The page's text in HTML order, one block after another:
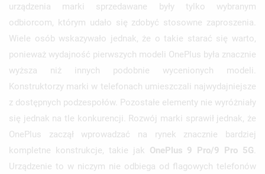
urządzenia marki sprzedawane były tylko wybranym
odbiorcom, którym udało się zdobyć stosowne zaproszenia.
Wiele osób wskazywało jednak, że o takie starać się warto,
ponieważ wydajność pierwszych modeli OnePlus była znacznie
wyższa niż innych podobnie wycenionych modeli.
Konstruktorzy marki w telefonach umieszczali najwydajniejsze
z dostępnych podzespołów. Pozostałe elementy nie wyróżniały
się jednak na tle konkurencji. Rozwój marki sprawił jednak, że
OnePlus zaczął wprowadzać na rynek znacznie bardziej
kompletne konstrukcje, takie jak OnePlus 9 Pro/9 Pro 5G
Urządzenie to w niczym nie odbiega od flagowych telefonów